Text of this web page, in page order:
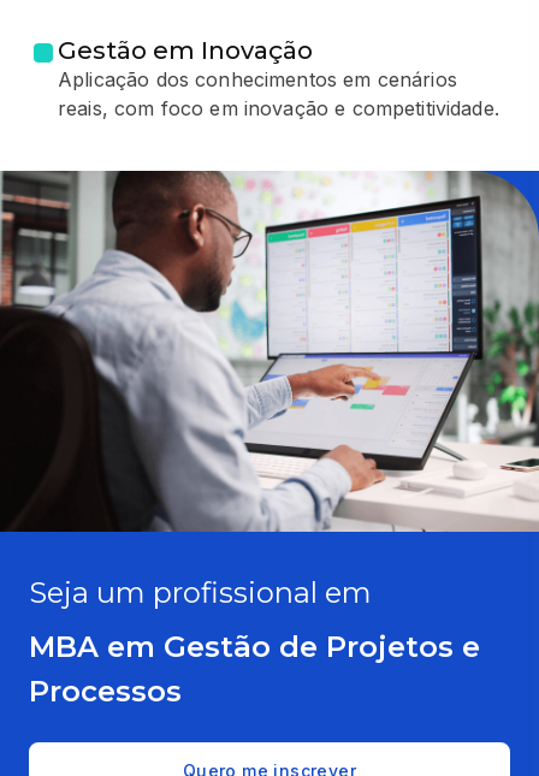
Gestão em Inovação
Aplicação dos conhecimentos em cenários
reais, com foco em inovação e competitividade.
Seja um profissional em
MBA em Gestão de Projetos e
Processos
Quero me inscrever